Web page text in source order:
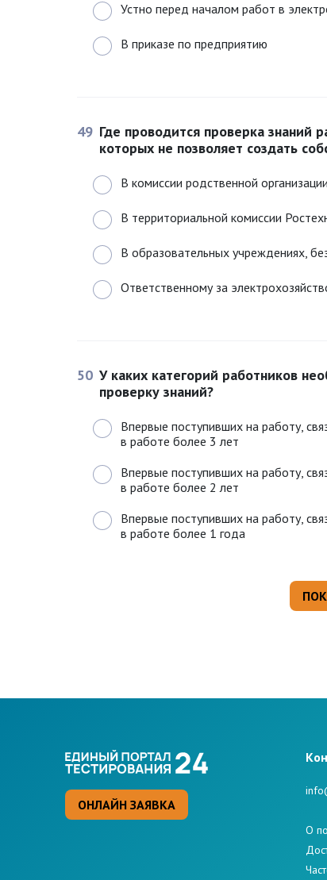
Устно перед началом работ в
В приказе по предприятию
49 Где проводится проверка знаний
которых не позволяет создать
В комиссии родственной организации
В территориальной комиссии
В образовательных учреждениях,
Ответственному за
50 У каких категорий работников
проверку знаний?
Впервые поступивших на работу,
в работе более 3 лет
Впервые поступивших на работу,
в работе более 2 лет
Впервые поступивших на работу,
в работе более 1 года
ОНЛАЙН ЗАЯВКА
О